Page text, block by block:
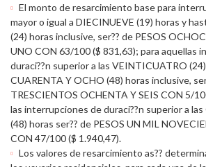
El monto de resarcimiento base para
mayor o igual a DIECINUEVE (19) horas y
(24) horas inclusive, ser?? de PESOS
UNO CON 63/100 ($ 831,63); para aquellas
duraci??n superior a las VEINTICUATRO
CUARENTA Y OCHO (48) horas inclusive,
TRESCIENTOS OCHENTA Y SEIS CON 5/
las interrupciones de duraci??n superior a
(48) horas ser?? de PESOS UN MIL
CON 47/100 ($ 1.940,47).
Los valores de resarcimiento as??